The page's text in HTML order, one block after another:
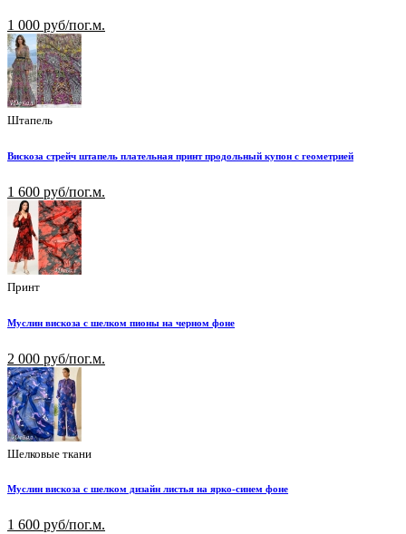
1 000 руб/пог.м.
Штапель
Вискоза стрейч штапель плательная принт продольный купон с геометрией
1 600 руб/пог.м.
Принт
Муслин вискоза с шелком пионы на черном фоне
2 000 руб/пог.м.
Шелковые ткани
Муслин вискоза с шелком дизайн листья на ярко-синем фоне
1 600 руб/пог.м.